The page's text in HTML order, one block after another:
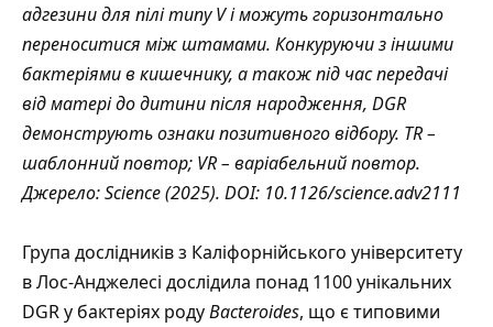
адгезини для пілі типу V і можуть горизонтально
переноситися між штамами. Конкуруючи з іншими
бактеріями в кишечнику, а також під час передачі
від матері до дитини після народження, DGR
демонструють ознаки позитивного відбору. TR –
шаблонний повтор; VR – варіабельний повтор.
Джерело: Science (2025). DOI: 10.1126/science.adv2111
Група дослідників з Каліфорнійського університету
в Лос-Анджелесі дослідила понад 1100 унікальних
DGR у бактеріях родуBacteroides, що є типовими